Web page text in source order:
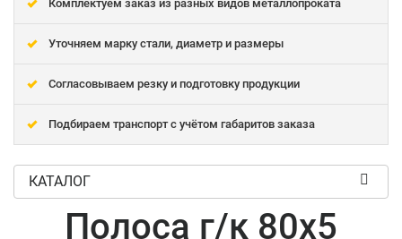
Комплектуем заказ из разных видов металлопроката
Уточняем марку стали, диаметр и размеры
Согласовываем резку и подготовку продукции
Подбираем транспорт с учётом габаритов заказа
КАТАЛОГ
Полоса г/к 80x5